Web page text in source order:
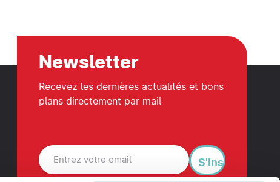
Newsletter
Recevez les dernières actualités et bons
plans directement par mail
S'inscrire